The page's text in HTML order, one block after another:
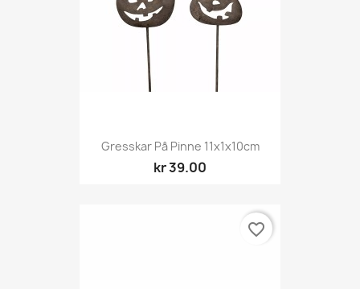
Gresskar På Pinne 11x1x10cm
kr 39.00
favorite_border